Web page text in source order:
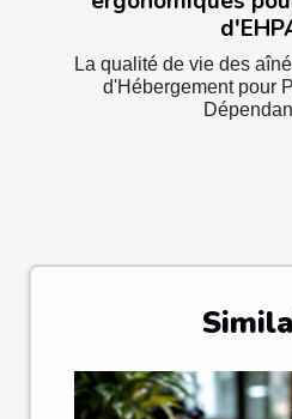
La qualité de vie des
d'Hébergement pour